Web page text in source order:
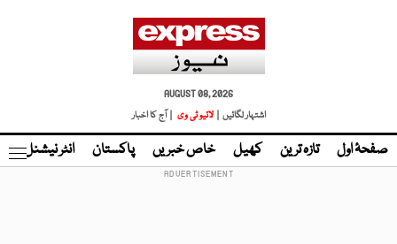
AUGUST 08, 2026
اشتہار لگائیں |
لائیو ٹی وی | آج کا اخبار
صفحۂ اول تازہ ترین کھیل خاص خبریں پاکستان انٹر نیشنل